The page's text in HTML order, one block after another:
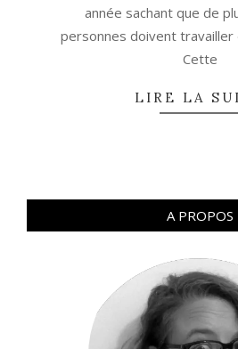
année sachant que de
personnes doivent travailler
Cette
LIRE LA
A PROPOS